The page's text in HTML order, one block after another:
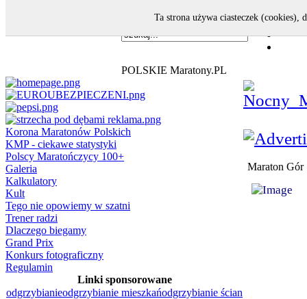
POLSKIE Maratony.PL
Korona Maratonów Polskich
KMP - ciekawe statystyki
Polscy Maratończycy 100+
Galeria
Kalkulatory
Kult
Tego nie opowiemy w szatni
Trener radzi
Dlaczego biegamy
Grand Prix
Konkurs fotograficzny
Regulamin
Linki sponsorowane
odgrzybianieodgrzybianie mieszkańodgrzybianie ścian
Maraton Gór
Ta strona używa ciasteczek (cookies),